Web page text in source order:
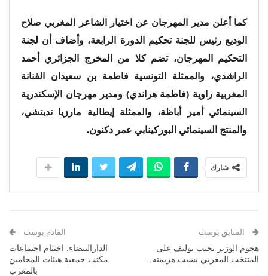
كما أعلن مدير المهرجان عن اختيار الشاعر المغربي صلاح
الوديع رئيس للجنة تحكيم الدورة الرابعة، وأضاف أن لجنة
التحكيم المهرجان، تضم كلا من المخرج الجزائري أحمد
الراشدي، والممثلة التونسية فاطمة بن سعيدان الفنانة
المغربية راوية (فاطمة هراندي) ومدير مهرجان الإسكندرية
السينمائي أمير أباظة، والممثلة إيطالية مارزيا تديتشي،
والمنتج السينمائي البوركينابي عمر دكنون.
شارك
السابق بوست
هجوم الوزير نجيب بوليف على
المنتخب المغربي بسبب هزيمته…
القادم بوست
الدارالبيضاء: اختتام اجتماعات
مكتب جمعية هيئات المحامين
بالمغرب